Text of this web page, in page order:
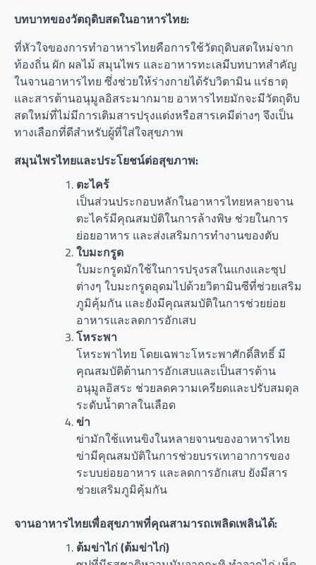
บทบาทของวัตถุดิบสดในอาหารไทย:
ที่หัวใจของการทำอาหารไทยคือการใช้วัตถุดิบสดใหม่จาก
ท้องถิ่น ผัก ผลไม้ สมุนไพร และอาหารทะเลมีบทบาทสำคัญ
ในจานอาหารไทย ซึ่งช่วยให้ร่างกายได้รับวิตามิน แร่ธาตุ
และสารต้านอนุมูลอิสระมากมาย อาหารไทยมักจะมีวัตถุดิบ
สดใหม่ที่ไม่มีการเติมสารปรุงแต่งหรือสารเคมีต่างๆ จึงเป็น
ทางเลือกที่ดีสำหรับผู้ที่ใส่ใจสุขภาพ
สมุนไพรไทยและประโยชน์ต่อสุขภาพ:
ตะไคร้
เป็นส่วนประกอบหลักในอาหารไทยหลายจาน
ตะไคร้มีคุณสมบัติในการล้างพิษ ช่วยในการ
ย่อยอาหาร และส่งเสริมการทำงานของตับ
ใบมะกรูด
ใบมะกรูดมักใช้ในการปรุงรสในแกงและซุป
ต่างๆ ใบมะกรูดอุดมไปด้วยวิตามินซีที่ช่วยเสริม
ภูมิคุ้มกัน และยังมีคุณสมบัติในการช่วยย่อย
อาหารและลดการอักเสบ
โหระพา
โหระพาไทย โดยเฉพาะโหระพาศักดิ์สิทธิ์ มี
คุณสมบัติต้านการอักเสบและเป็นสารต้าน
อนุมูลอิสระ ช่วยลดความเครียดและปรับสมดุล
ระดับน้ำตาลในเลือด
ข่า
ข่ามักใช้แทนขิงในหลายจานของอาหารไทย
ข่ามีคุณสมบัติในการช่วยบรรเทาอาการของ
ระบบย่อยอาหาร และลดการอักเสบ ยังมีสาร
ช่วยเสริมภูมิคุ้มกัน
จานอาหารไทยเพื่อสุขภาพที่คุณสามารถเพลิดเพลินได้:
ต้มข่าไก่ (ต้มข่าไก่)